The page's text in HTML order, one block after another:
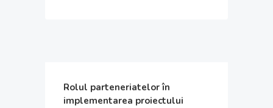
Rolul parteneriatelor în
implementarea proiectului